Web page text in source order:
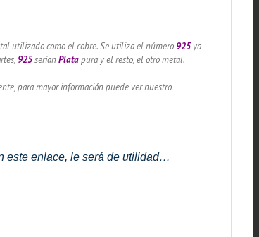
utilizado como el cobre. Se utiliza el número 925ya
925seríanPlatapura y el resto, el otro metal.
para mayor información puede ver nuestro
este enlace, le será de utilidad…